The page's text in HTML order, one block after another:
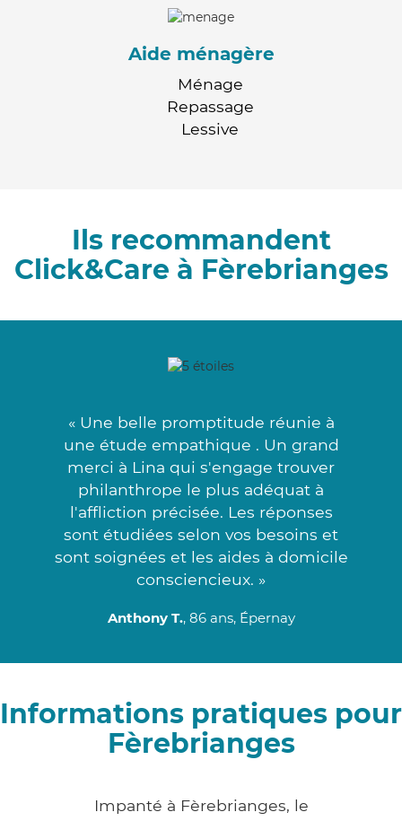
Aide ménagère
Ménage
Repassage
Lessive
Ils recommandent
Click&Care à Fèrebrianges
« Une belle promptitude réunie à
une étude empathique . Un grand
merci à Lina qui s'engage trouver
philanthrope le plus adéquat à
l'affliction précisée. Les réponses
sont étudiées selon vos besoins et
sont soignées et les aides à domicile
consciencieux. »
Anthony T., 86 ans, Épernay
Informations pratiques pour
Fèrebrianges
Impanté à Fèrebrianges, le